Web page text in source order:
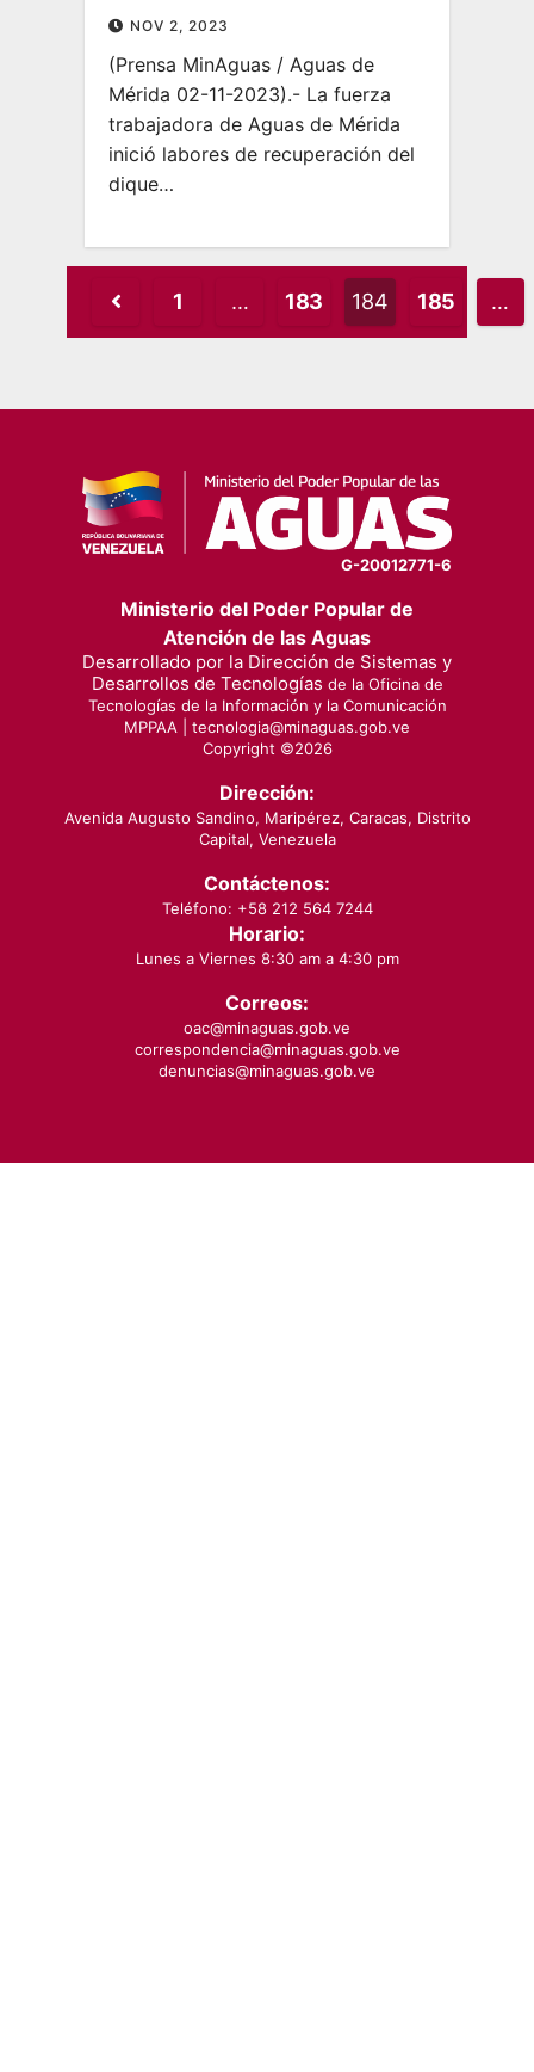
NOV 2, 2023
(Prensa MinAguas / Aguas de
Mérida 02-11-2023).- La fuerza
trabajadora de Aguas de Mérida
inició labores de recuperación del
dique…
Posts
pagination
1 … 183 184 185 …
G-20012771-6
Ministerio del Poder Popular de
Atención de las Aguas
Desarrollado por la Dirección de Sistemas y
Desarrollos de Tecnologías de la Oficina de
Tecnologías de la Información y la Comunicación
MPPAA | tecnologia@minaguas.gob.ve
Copyright ©2026
Dirección:
Avenida Augusto Sandino, Maripérez, Caracas, Distrito
Capital, Venezuela
Contáctenos:
Teléfono: +58 212 564 7244
Horario:
Lunes a Viernes 8:30 am a 4:30 pm
Correos:
oac@minaguas.gob.ve
correspondencia@minaguas.gob.ve
denuncias@minaguas.gob.ve